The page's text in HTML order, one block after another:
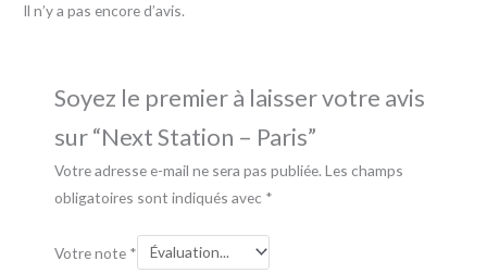
Il n’y a pas encore d’avis.
Soyez le premier à laisser votre avis
sur “Next Station – Paris”
Votre adresse e-mail ne sera pas publiée. Les champs
obligatoires sont indiqués avec *
Votre note *